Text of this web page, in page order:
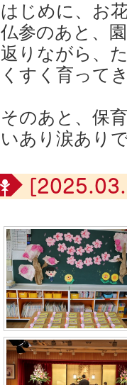
はじめに、お
仏参のあと、
返りながら、
くすく育って
そのあと、保
いあり涙あり